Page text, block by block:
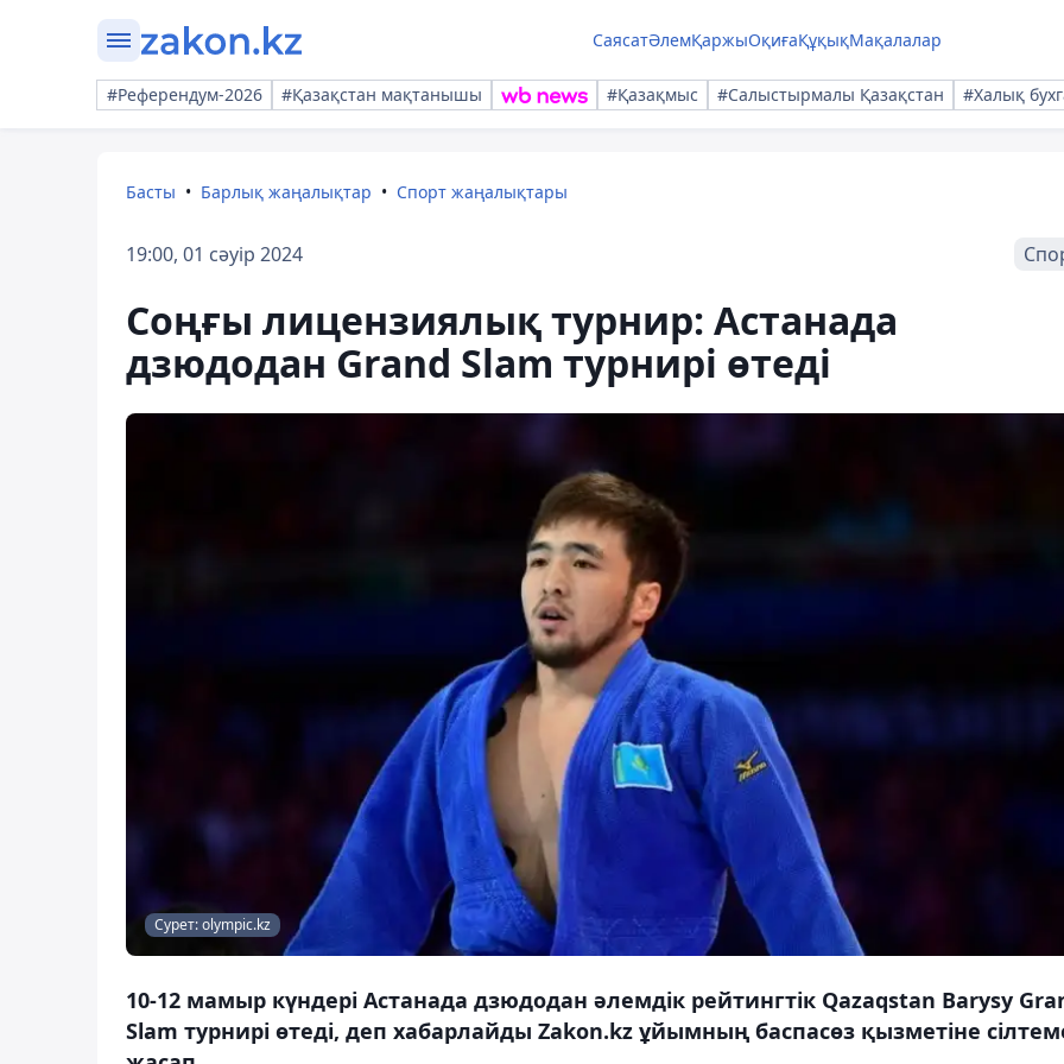
СаясатӘлемҚаржыОқиғаҚұқықМақалалар
#Референдум-2026 #Қазақстан мақтанышы #Қазақмыс #Салыстырмалы Қазақстан #Халық
Басты Барлық жаңалықтар Спорт жаңалықтары
19:00, 01 сәуір 2024
Соңғы лицензиялық турнир: Астанада
дзюдодан Grand Slam турнирі өтеді
Сурет: olympic.kz
10-12 мамыр күндері Астанада дзюдодан әлемдік рейтингтік Qazaqstan Barysy
Slam турнирі өтеді, деп хабарлайды Zakon.kz ұйымның баспасөз қызметіне